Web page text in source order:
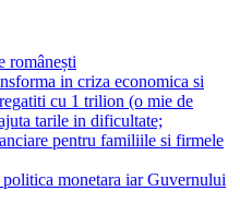
românești
in criza economica si
cu 1 trilion (o mie de
tarile in dificultate;
pentru familiile si firmele
monetara iar Guvernului